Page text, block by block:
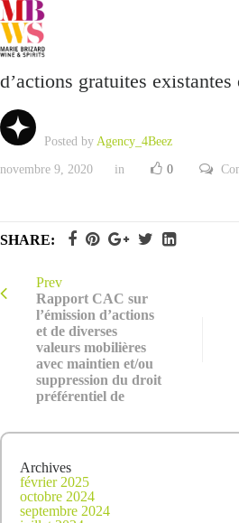
Rapport CAC sur
d’actions gratuites existantes
Posted by Agency_4Beez
novembre 9, 2020 in 0
SHARE:
Prev
Rapport CAC sur
l’émission d’actions
et de diverses
valeurs mobilières
avec maintien et/ou
suppression du droit
préférentiel de
Archives
février 2025
octobre 2024
septembre 2024